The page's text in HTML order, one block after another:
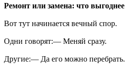
Ремонт или замена: что выгоднее
Вот тут начинается вечный спор.
Одни говорят:— Меняй сразу.
Другие:— Да его можно перебрать.